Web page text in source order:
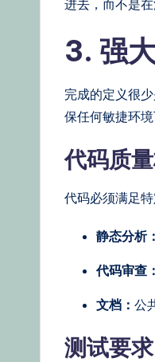
进去，而不是在
3. 强
完成的定义很
保任何敏捷环境
代码质
代码必须满足
静态分析：
代码审查：
文档： 公
测试要求